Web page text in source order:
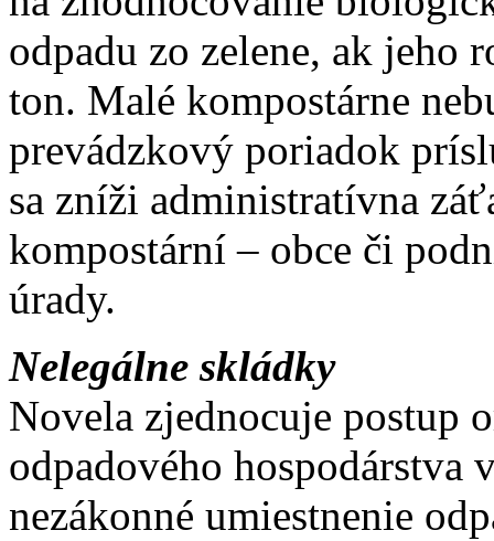
odpadu zo zelene, ak jeho
ton. Malé kompostárne
prevádzkový poriadok
sa zníži administratívna
kompostární – obce či
úrady.
Nelegálne skládky
Novela zjednocuje postup
odpadového hospodárstva
nezákonné umiestnenie